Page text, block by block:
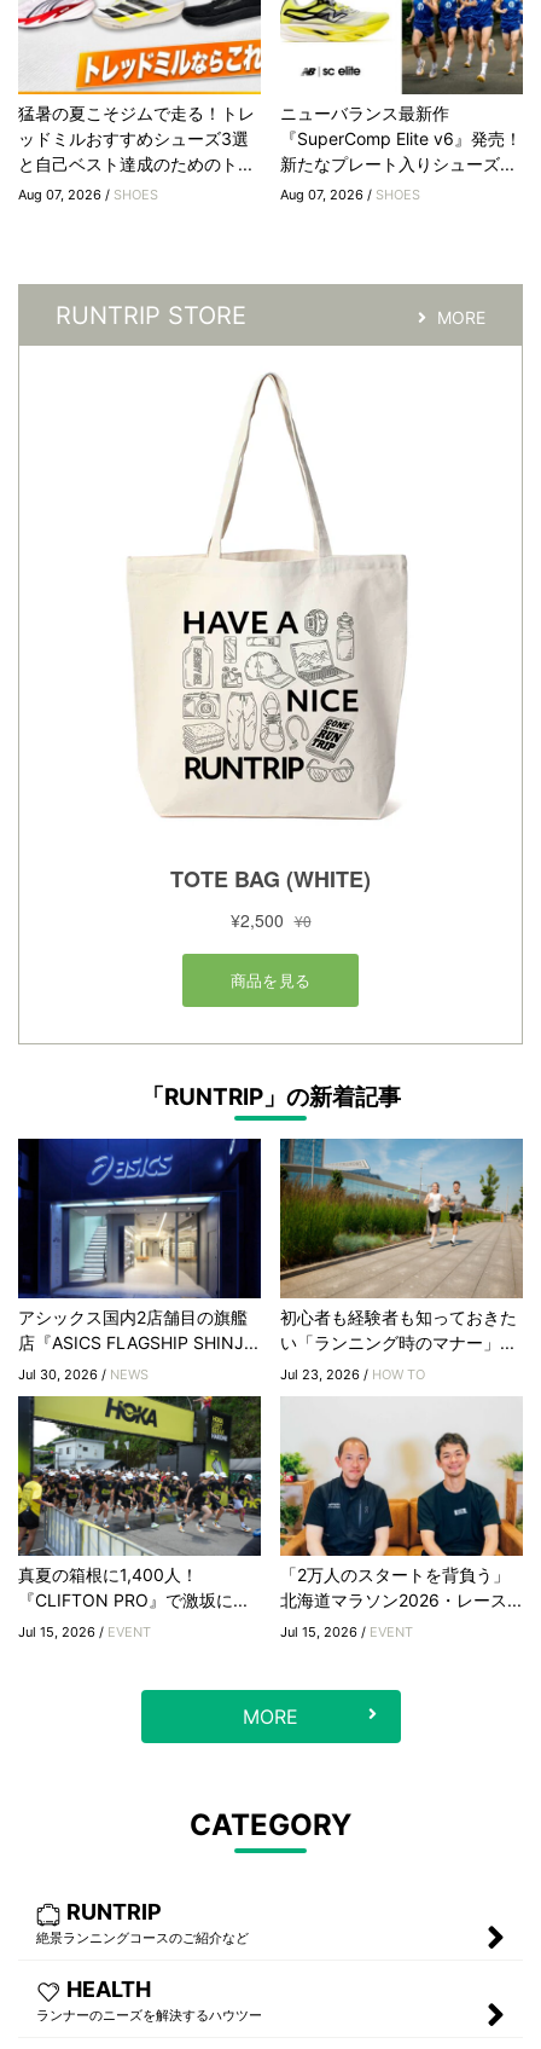
猛暑の夏こそジムで走る！トレ
ッドミルおすすめシューズ3選
と自己ベスト達成のためのト...
Aug 07, 2026 / SHOES
ニューバランス最新作
『SuperComp Elite v6』発売！
新たなプレート入りシューズ...
Aug 07, 2026 / SHOES
RUNTRIP STORE MORE
「RUNTRIP」の新着記事
アシックス国内2店舗目の旗艦
店『ASICS FLAGSHIP SHINJ...
Jul 30, 2026 / NEWS
初心者も経験者も知っておきた
い「ランニング時のマナー」...
Jul 23, 2026 / HOW TO
真夏の箱根に1,400人！
『CLIFTON PRO』で激坂に...
Jul 15, 2026 / EVENT
「2万人のスタートを背負う」
北海道マラソン2026・レース...
Jul 15, 2026 / EVENT
MORE
CATEGORY
RUNTRIP
絶景ランニングコースのご紹介など
HEALTH
ランナーのニーズを解決するハウツー